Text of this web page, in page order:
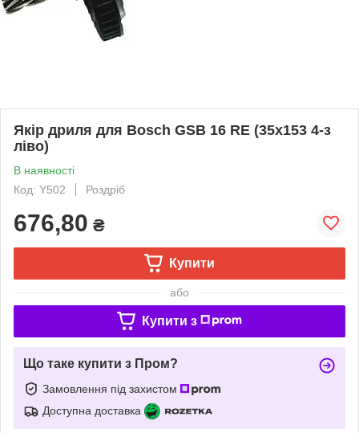
Якір дриля для Bosch GSB 16 RE (35х153 4-з
ліво)
В наявності
Код: Y502
Роздріб
676,80 ₴
Купити
або
Купити з
Що таке купити з Пром?
Замовлення під захистом
Доступна доставка